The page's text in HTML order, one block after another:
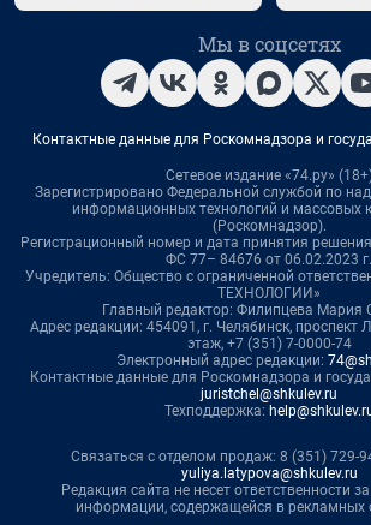
Мы в соцсетях
Контактные данные для Роскомнадзора и
Сетевое издание «74.ру»
Зарегистрировано Федеральной службой по
информационных технологий и массовых
(Роскомнадзор).
Регистрационный номер и дата принятия
ФС 77– 84676 от 06.02.2023 г.
Учредитель: Общество с ограниченной
ТЕХНОЛОГИИ»
Главный редактор: Филипцева Мария
Адрес редакции: 454091, г. Челябинск, проспект
этаж, +7 (351) 7-0000-74
Электронный адрес редакции:
Контактные данные для Роскомнадзора и
juristchel@shkulev.ru
Техподдержка:
Связаться с отделом продаж: 8 (351) 729-
yuliya.latypova@shkulev.ru
Редакция сайта не несет ответственности
информации, содержащейся в рекламных